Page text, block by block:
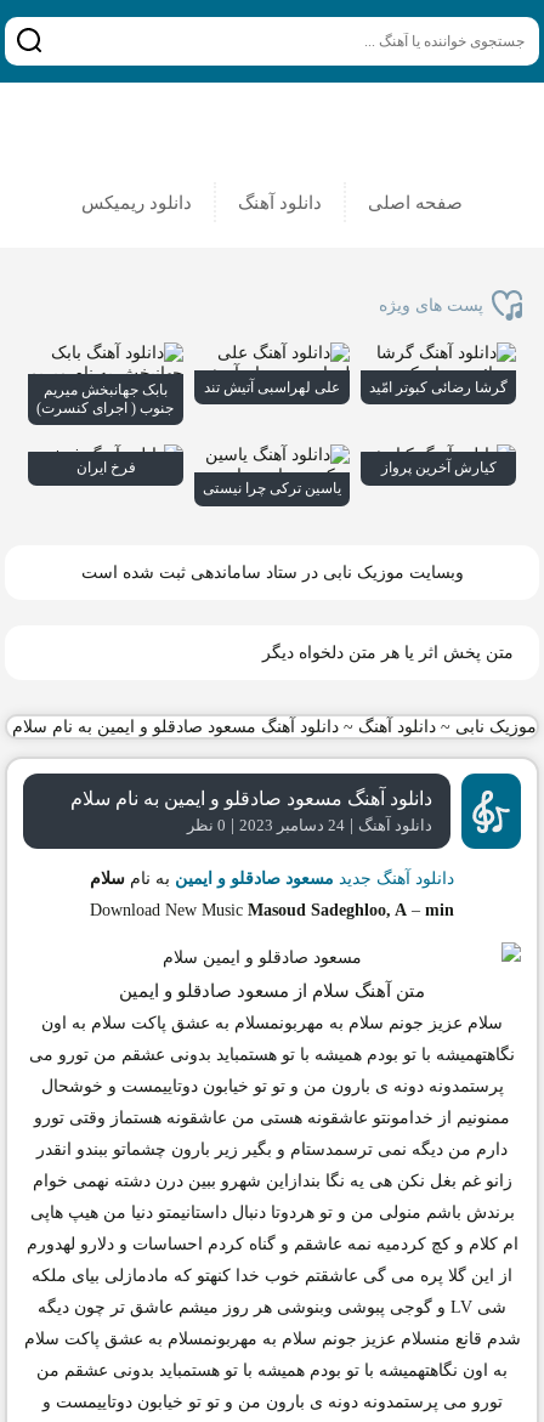
صفحه اصلی دانلود آهنگ دانلود ریمیکس
پست های ویژه
گرشا رضائی کبوتر امّید علی لهراسبی آتیش تند
بابک جهانبخش میریم
جنوب ( اجرای کنسرت)
کیارش آخرین پرواز
یاسین ترکی چرا نیستی
فرخ ایران
وبسایت موزیک نابی در ستاد ساماندهی ثبت شده است
متن پخش اثر یا هر متن دلخواه دیگر
موزیک نابی ~دانلود آهنگ ~دانلود آهنگ مسعود صادقلو و ایمین به نام سلام
دانلود آهنگ مسعود صادقلو و ایمین به نام سلام
دانلود آهنگ | 24 دسامبر 2023 | 0 نظر
دانلود آهنگ جدید مسعود صادقلو و ایمین به نام سلام
Download New Music Masoud Sadeghloo, A – min
متن آهنگ سلام از مسعود صادقلو و ایمین
سلام عزیز جونم سلام به مهربونمسلام به عشق پاکت سلام به اون
نگاهتهمیشه با تو بودم همیشه با تو هستمباید بدونی عشقم من تورو می
پرستمدونه دونه ی بارون من و تو تو خیابون دوتاییمست و خوشحال
ممنونیم از خدامونتو عاشقونه هستی من عاشقونه هستماز وقتی تورو
دارم من دیگه نمی ترسمدستام و بگیر زیر بارون چشماتو ببندو انقدر
زانو غم بغل نکن هی یه نگا بندازاین شهرو ببین درن دشته نهمی خوام
برندش باشم منولی من و تو هردوتا دنبال داستانیمتو دنیا من هیپ هاپی
ام کلام و کچ کردمیه نمه عاشقم و گناه کردم احساسات و دلارو لهدورم
از این گلا پره می گی عاشقتم خوب خدا کنهتو که مادمازلی بیای ملکه
شی LV و گوجی پبوشی وبنوشی هر روز میشم عاشق تر چون دیگه
شدم قانع منسلام عزیز جونم سلام به مهربونمسلام به عشق پاکت سلام
به اون نگاهتهمیشه با تو بودم همیشه با تو هستمباید بدونی عشقم من
تورو می پرستمدونه دونه ی بارون من و تو تو خیابون دوتاییمست و